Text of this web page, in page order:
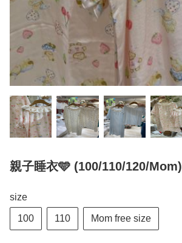
親子睡衣🩵 (100/110/120/Mom)
size
100 110 Mom free size